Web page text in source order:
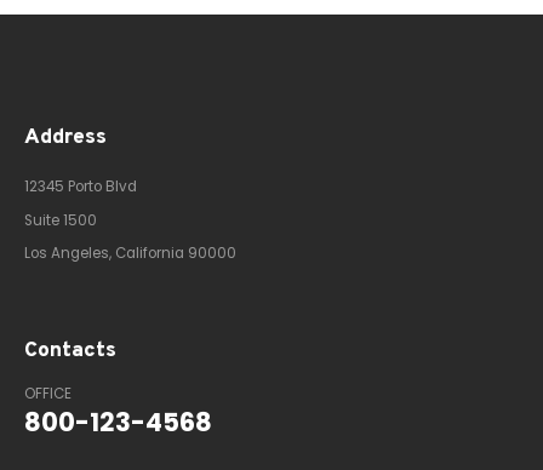
Address
12345 Porto Blvd
Suite 1500
Los Angeles, California 90000
Contacts
OFFICE
800-123-4568